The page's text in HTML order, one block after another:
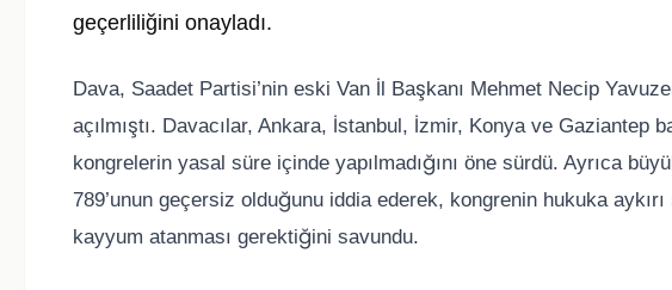
geçerliliğini onayladı.
Dava, Saadet Partisi’nin eski Van İl Başkanı Mehmet Necip
açılmıştı. Davacılar, Ankara, İstanbul, İzmir, Konya ve Gaziantep
kongrelerin yasal süre içinde yapılmadığını öne sürdü. Ayrıca
789’unun geçersiz olduğunu iddia ederek, kongrenin hukuka
kayyum atanması gerektiğini savundu.